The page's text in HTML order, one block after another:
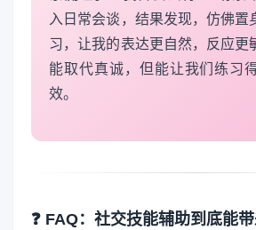
入日常会谈，结果发现，仿佛置
习，让我的表达更自然，反应更
能取代真诚，但能让我们练习
效。
❓ FAQ：社交技能辅助到底能带